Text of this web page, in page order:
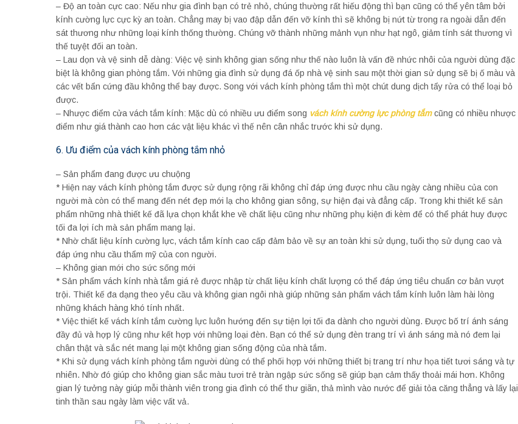
– Độ an toàn cực cao: Nếu như gia đình bạn có trẻ nhỏ, chúng thường rất hiếu động thì bạn cũng có thể yên tâm bởi
kính cường lực cực kỳ an toàn. Chẳng may bị vao đập dẫn đến vỡ kính thì sẽ không bị nứt từ trong ra ngoài dẫn đến
sát thương như những loại kính thống thường. Chúng vỡ thành những mảnh vụn như hạt ngô, giảm tính sát thương vì
thế tuyệt đối an toàn.
– Lau dọn và vệ sinh dễ dàng: Việc vệ sinh không gian sống như thế nào luôn là vấn đề nhức nhôi của người dùng đặc
biệt là không gian phòng tắm. Với những gia đình sử dụng đá ốp nhà vệ sinh sau một thời gian sử dụng sẽ bị ố màu và
các vết bẩn cứng đầu không thể bay được. Song với vách kính phòng tắm thì một chút dung dịch tẩy rửa có thể loại bỏ
được.
– Nhược điểm cửa vách tắm kính: Mặc dù có nhiều ưu điểm song vách kính cường lực phòng tắmcũng có nhiều nhược
điểm như giá thành cao hơn các vật liệu khác vì thế nên cân nhắc trước khi sử dụng.
6. Ưu điểm của vách kính phòng tắm nhỏ
– Sản phẩm đang được ưu chuộng
* Hiện nay vách kính phòng tắm được sử dụng rộng rãi không chỉ đáp ứng được nhu cầu ngày càng nhiều của con
người mà còn có thể mang đến nét đẹp mới lạ cho không gian sông, sự hiện đại và đẳng cấp. Trong khi thiết kế sản
phẩm những nhà thiết kế đã lựa chọn khắt khe về chất liệu cũng như những phụ kiện đi kèm để có thể phát huy được
tối đa lợi ích mà sản phẩm mang lại.
* Nhờ chất liệu kính cường lực, vách tắm kính cao cấp đảm bảo về sự an toàn khi sử dụng, tuổi thọ sử dụng cao và
đáp ứng nhu cầu thẩm mỹ của con người.
– Không gian mới cho sức sống mới
* Sản phẩm vách kính nhà tắm giá rẻ được nhập từ chất liệu kính chất lượng có thể đáp ứng tiêu chuẩn cơ bản vượt
trội. Thiết kế đa dạng theo yêu cầu và không gian ngôi nhà giúp những sản phẩm vách tắm kính luôn làm hài lòng
những khách hàng khó tính nhất.
* Việc thiết kế vách kính tắm cường lực luôn hướng đến sự tiện lợi tối đa dành cho người dùng. Được bố trí ánh sáng
đầy đủ và hợp lý cũng như kết hợp với những loại đèn. Bạn có thể sử dụng đèn trang trí vì ánh sáng mà nó đem lại
chân thật và sắc nét mang lại một không gian sống động của nhà tắm.
* Khi sử dụng vách kính phòng tắm người dùng có thể phối hợp với những thiết bị trang trí như họa tiết tươi sáng và tự
nhiên. Nhờ đó giúp cho không gian sắc màu tươi trẻ tràn ngập sức sống sẽ giúp bạn cảm thấy thoải mái hơn. Không
gian lý tưởng này giúp mỗi thành viên trong gia đình có thể thư giãn, thả mình vào nước để giải tỏa căng thẳng và lấy lại
tinh thần sau ngày làm việc vất vả.